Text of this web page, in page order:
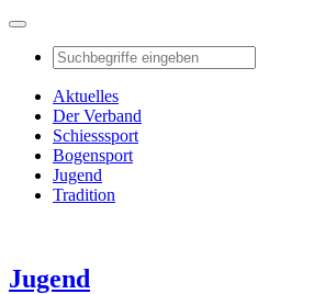
Aktuelles
Der Verband
Schiesssport
Bogensport
Jugend
Tradition
Jugend